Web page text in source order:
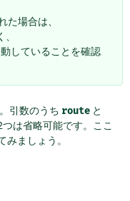
た場合は、
していることを確認
引数のうち route と
つは省略可能です。ここ
ましょう。